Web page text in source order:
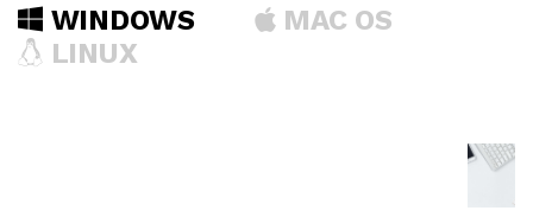
WINDOWS
MAC OS
LINUX